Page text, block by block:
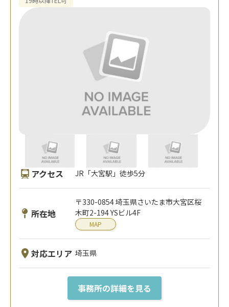
アクセス JR「大宮駅」徒歩5分
所在地
〒330-0854 埼玉県さいたま市大宮区桜
木町2-194 YSビル4F
MAP
対応エリア 埼玉県
事務所の詳細を見る